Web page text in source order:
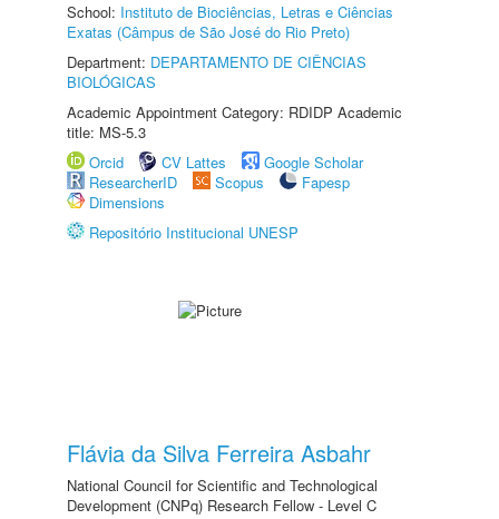
School: Instituto de Biociências, Letras e Ciências
Exatas (Câmpus de São José do Rio Preto)
Department: DEPARTAMENTO DE CIÊNCIAS
BIOLÓGICAS
Academic Appointment Category: RDIDP Academic
title: MS-5.3
Orcid
CV Lattes
Google Scholar
ResearcherID
Scopus
Fapesp
Dimensions
Repositório Institucional UNESP
Flávia da Silva Ferreira Asbahr
National Council for Scientific and Technological
Development (CNPq) Research Fellow - Level C